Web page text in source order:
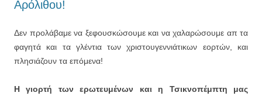
Αρόλιθου!
Δεν προλάβαμε να ξεφουσκώσουμε και να χαλαρώσουμε απ τα
φαγητά και τα γλέντια των χριστουγεννιάτικων εορτών, και
πλησιάζουν τα επόμενα!
Η γιορτή των ερωτευμένων και η Τσικνοπέμπτη μας